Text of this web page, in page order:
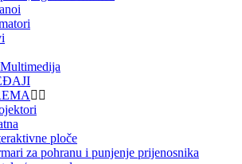
ploče
za pohranu i punjenje prijenosnika